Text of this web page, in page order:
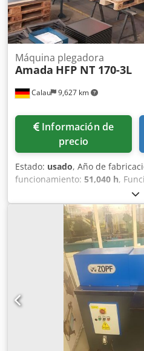
Calau 9,627 km
Máquina plegadora
Amada HFP NT 170-3L
Información de
precio
Estado: usado, Año de
funcionamiento: 51,040 h,
12,400 kg
altura total:3,150 mm, ancho
, tipo de corriente de
170 t, tensión de
esta plegadora usada Amada
2009. Fuerza máxima de
máxima: 350 mm Peso: 12400
75 dB(A) Tensión: 400/415 V
fases: 3 Cedpfx Aszk
Corriente nominal: 28,6 A
Número de serie: HFP NT 170-
pregunta o necesita más
enviarnos un mensaje o